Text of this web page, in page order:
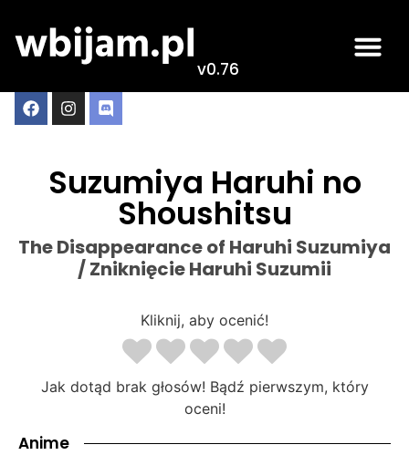
v0.76
Suzumiya Haruhi no
Shoushitsu
The Disappearance of Haruhi Suzumiya
/ Zniknięcie Haruhi Suzumii
Kliknij, aby ocenić!
Jak dotąd brak głosów! Bądź pierwszym, który
oceni!
Anime